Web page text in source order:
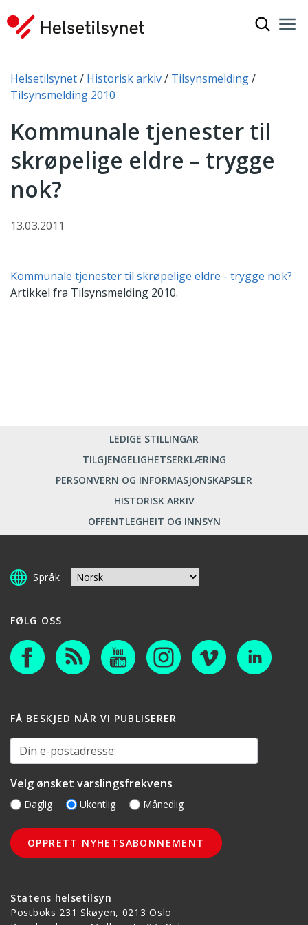
Du er her:
Helsetilsynet Historisk arkiv
Tilsynsmelding
Tilsynsmelding 2010
Kommunale tjenester til
skrøpelige eldre – trygge
nok?
13.03.2011
Kommunale tjenester til skrøpelige eldre - trygge nok?
Artikkel fra Tilsynsmelding 2010.
LEDIGE STILLINGAR
TILGJENGELIGHETSERKLÆRING
PERSONVERN OG INFORMASJONSKAPSLER
HISTORISK ARKIV
OFFENTLEGHEIT OG INNSYN
Språk
Statens helsetilsyn
Postboks 231 Skøyen, 0213 Oslo
FØLG OSS
FÅ BESKJED NÅR VI PUBLISERER
Din e-postadresse:
Velg ønsket varslingsfrekvens
Daglig Ukentlig Månedlig